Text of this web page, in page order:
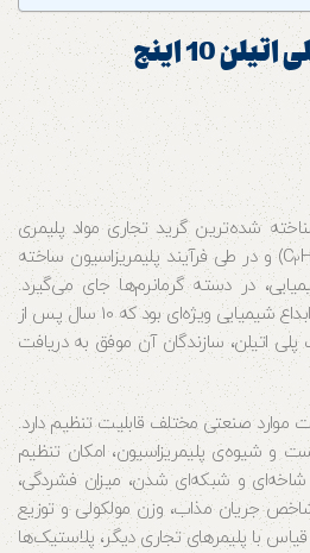
10 اینچ
شده‌‌ترین گرید تجاری مواد پلیمری
2H
) و در طی فرآیند پلیمریزاسیون ساخته
در دسته گرمانرم‌ها جای می‌گیرد.
ساخت پلاستیک (PE) آنچنان ابداع شیمیایی ویژه‌ای بود که 10 سال پس از
اتیلن، سازندگان آن موفق به دریافت
موارد صنعتی مختلف قابلیت تنظیم دارد.
و شیوه‌ی پلیمریزاسیون، امکان تنظیم
و شبکه‌ای شدن، میزان فشردگی،
شاخص جریان مذاب، وزن مولکولی و توزیع
با پلیمرهای تجاری دیگر، پلاستیک‌ها